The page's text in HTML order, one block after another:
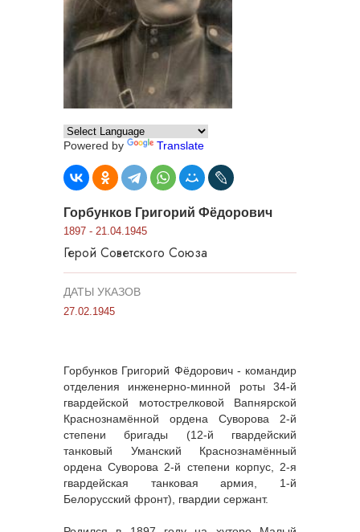
Powered by Translate
Горбунков Григорий Фёдорович
1897 - 21.04.1945
Герой Советского Союза
ДАТЫ УКАЗОВ
27.02.1945
Горбунков Григорий Фёдорович - командир
отделения инженерно-минной роты 34-й
гвардейской мотострелковой Вапнярской
Краснознамённой ордена Суворова 2-й
степени бригады (12-й гвардейский
танковый Уманский Краснознамённый
ордена Суворова 2-й степени корпус, 2-я
гвардейская танковая армия, 1-й
Белорусский фронт), гвардии сержант.